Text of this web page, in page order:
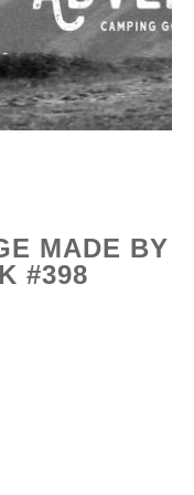
MADE BY
#398